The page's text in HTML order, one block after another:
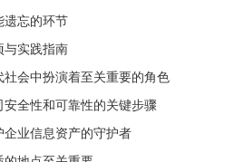
遗忘的环节
与实践指南
会中扮演着至关重要的角色
全性和可靠性的关键步骤
业信息资产的守护者